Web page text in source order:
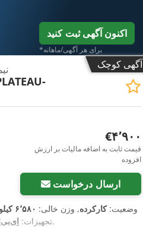
اکنون آگهی ثبت کنید
*برای هر آگهی/ماهانه
آگهی کوچک
‎€۴٬۹۰۰
قیمت ثابت به اضافه مالیات بر ارزش
افزوده
ارسال درخواست
وضعیت:کارکرده, وزن خالی: ۶٬۵۸۰ کیلوگرم
, تجهیزات:,